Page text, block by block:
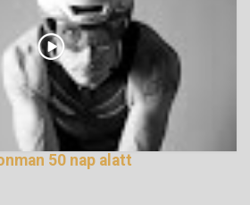
50 nap alatt